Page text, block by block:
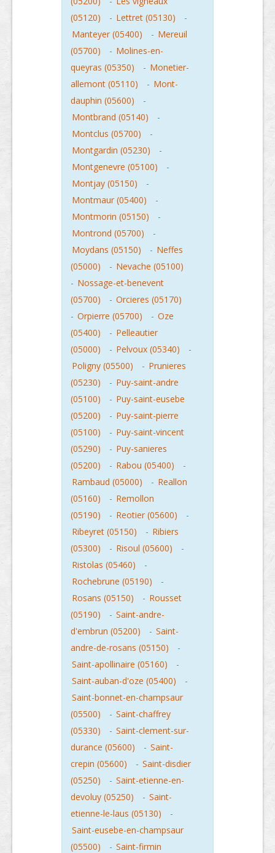
(05120)
- Lettret (05130)
-
Manteyer (05400)
- Mereuil
(05700)
- Molines-en-
queyras (05350)
- Monetier-
allemont (05110)
- Mont-
dauphin (05600)
-
Montbrand (05140)
-
Montclus (05700)
-
Montgardin (05230)
-
Montgenevre (05100)
-
Montjay (05150)
-
Montmaur (05400)
-
Montmorin (05150)
-
Montrond (05700)
-
Moydans (05150)
- Neffes
(05000)
- Nevache (05100)
- Nossage-et-benevent
(05700)
- Orcieres (05170)
- Orpierre (05700) - Oze
(05400)
- Pelleautier
(05000)
- Pelvoux (05340)
-
Poligny (05500)
- Prunieres
(05230)
- Puy-saint-andre
(05100)
- Puy-saint-eusebe
(05200)
- Puy-saint-pierre
(05100)
- Puy-saint-vincent
(05290)
- Puy-sanieres
(05200)
- Rabou (05400)
-
Rambaud (05000)
- Reallon
(05160)
- Remollon
(05190)
- Reotier (05600)
-
Ribeyret (05150)
- Ribiers
(05300)
- Risoul (05600)
-
Ristolas (05460)
-
Rochebrune (05190)
-
Rosans (05150)
- Rousset
(05190)
- Saint-andre-
d'embrun (05200)
- Saint-
andre-de-rosans (05150)
-
Saint-apollinaire (05160)
-
Saint-auban-d'oze (05400)
-
Saint-bonnet-en-champsaur
(05500)
- Saint-chaffrey
(05330)
- Saint-clement-sur-
durance (05600)
- Saint-
crepin (05600)
- Saint-disdier
(05250)
- Saint-etienne-en-
devoluy (05250)
- Saint-
etienne-le-laus (05130)
-
Saint-eusebe-en-champsaur
(05500)
- Saint-firmin